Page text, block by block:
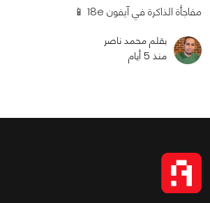
مفاجأة الذاكرة في آيفون 18e 📱
بقلم محمد ناصر
منذ 5 أيام